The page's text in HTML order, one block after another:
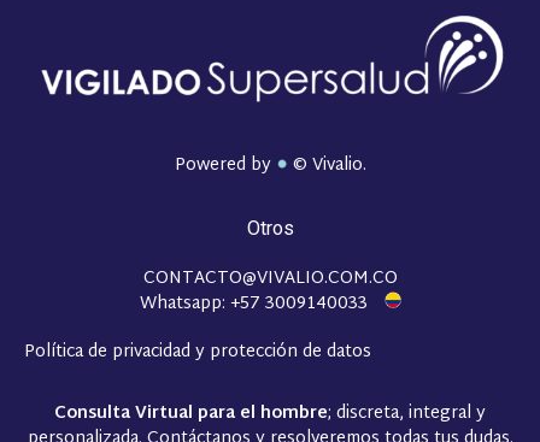
Powered by © Vivalio.
Otros
CONTACTO@VIVALIO.COM.CO
Whatsapp: +57 3009140033
Política de privacidad y protección de datos
Consulta Virtual para el hombre; discreta, integral y